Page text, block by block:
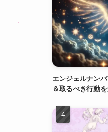
エンジェルナン
＆取るべき行動